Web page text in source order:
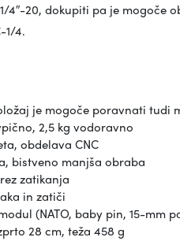
4″-20, dokupiti pa je mogoče
1/4.
je mogoče poravnati tudi
2,5 kg vodoravno
obdelava CNC
bistveno manjša obraba
zatikanja
in zatiči
(NATO, baby pin, 15-mm
28 cm, teža 458 g